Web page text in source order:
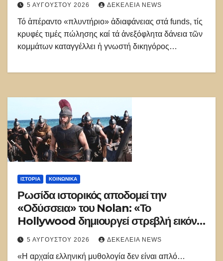
5 ΑΥΓΟΎΣΤΟΥ 2026 ΔΕΚΈΛΕΙΑ NEWS
Τό ἀπέραντο «πλυντήριο» ἀδιαφάνειας στά funds, τίς
κρυφές τιμές πώλησης καί τά ἀνεξόφλητα δάνεια τῶν
κομμάτων καταγγέλλει ἡ γνωστή δικηγόρος…
ΙΣΤΟΡΊΑ ΚΟΙΝΩΝΙΚΑ
Ρωσίδα ιστορικός αποδομεί την
«Οδύσσεια» του Nolan: «Το
Hollywood δημιουργεί στρεβλή εικόνα
για την Αρχαία Ελλάδα»
5 ΑΥΓΟΎΣΤΟΥ 2026 ΔΕΚΈΛΕΙΑ NEWS
«Η αρχαία ελληνική μυθολογία δεν είναι απλό…